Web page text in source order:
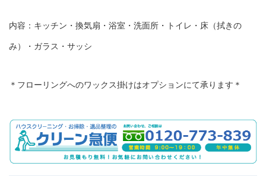
内容：キッチン・換気扇・浴室・洗面所・トイレ・床（拭きの
み）・ガラス・サッシ
＊フローリングへのワックス掛けはオプションにて承ります＊